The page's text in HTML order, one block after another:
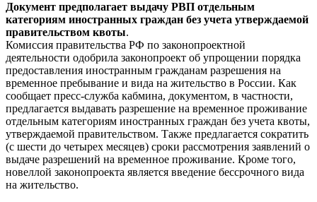
Документ предполагает выдачу РВП отдельным
категориям иностранных граждан без учета утверждаемой
правительством квоты.
Комиссия правительства РФ по законопроектной
деятельности одобрила законопроект об упрощении порядка
предоставления иностранным гражданам разрешения на
временное пребывание и вида на жительство в России. Как
сообщает пресс-служба кабмина, документом, в частности,
предлагается выдавать разрешение на временное проживание
отдельным категориям иностранных граждан без учета квоты,
утверждаемой правительством. Также предлагается сократить
(с шести до четырех месяцев) сроки рассмотрения заявлений о
выдаче разрешений на временное проживание. Кроме того,
новеллой законопроекта является введение бессрочного вида
на жительство.